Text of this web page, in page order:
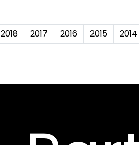
2018 2017 2016 2015 2014